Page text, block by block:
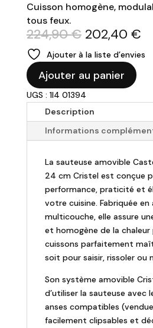
Cuisson homogène,
tous feux.
224,90€ Le
prix
initial
était :
224,90 €.
202,40 €Le
Ajouter à la liste d’envies
quantité
de
Cristel
Sauteuse
antiadhésive
CASTELINE
Ajouter au panier
UGS : 1I4 01394
Description
Informations
La sauteuse amovible
24 cm Cristel est conçue
performance, praticité et
votre cuisine. Fabriquée en
multicouche, elle assure
et homogène de la chaleur
cuissons parfaitement
soit pour saisir, rissoler ou
Son système amovible
d’utiliser la sauteuse avec
anses compatibles
facilement clipsables et